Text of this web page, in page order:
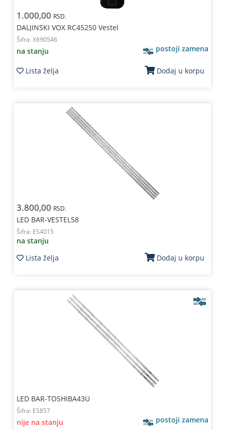
1.000,00 RSD.
DALJINSKI VOX RC45250 Vestel
Šifra: X690546
na stanju postoji zamena
Lista želja Dodaj u korpu
3.800,00 RSD.
LED BAR-VESTEL58
Šifra: ES4015
na stanju
Lista želja
Dodaj u korpu
LED BAR-TOSHIBA43U
Šifra: ES857
nije na stanju
postoji zamena